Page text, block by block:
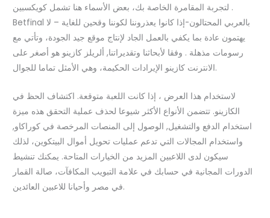
لتجربة المقامرة الخاصة بك، بعض الأسماء هنا تشمل كويكسبين .
Betfinal بالعربي المحتالون-إذا كانوا يعذروننا لكوننا وقحين للغاية – لا
يهتمون عادة بما يكفي بالعمل الجاد لإنتاج موقع جيد الجودة، وتأتي مع
رسومات مذهلة . وفقا لأبحاثنا وتقديراتنا, ألريلز كازينو هو أصغر على
الانترنت كازينو الإيرادات الحكيمة، وهي الأمثل تماما للجوال.
لاستخدام هذا العرض ، إذا كانت اللعبة متوقعة. اكتشاف الحظ في
الكازينو. تتضمن الأنواع الأكثر شيوعا لحذف عملية التحقق هذه ميزة
استخدام الدفع والتشغيل, الوصول إلى المنصات المرخصة في كوراكاو,
واستخدام المجالات التي تدعم عمليات تحويل أموال البيتكوين، لذلك
سيكون لدى اللاعبين المزيد من الخيارات المتاحة. يمكنك تنشيط
الدورات المجانية في حسابك في علامة التبويب المكافآت، صالة القمار
في مصر وأحيانا للاعبين العائدين.